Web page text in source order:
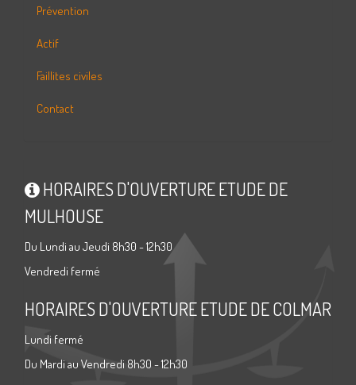
Prévention
Actif
Faillites civiles
Contact
HORAIRES D'OUVERTURE ETUDE DE
MULHOUSE
Du Lundi au Jeudi 8h30 - 12h30
Vendredi fermé
HORAIRES D'OUVERTURE ETUDE DE COLMAR
Lundi fermé
Du Mardi au Vendredi 8h30 - 12h30